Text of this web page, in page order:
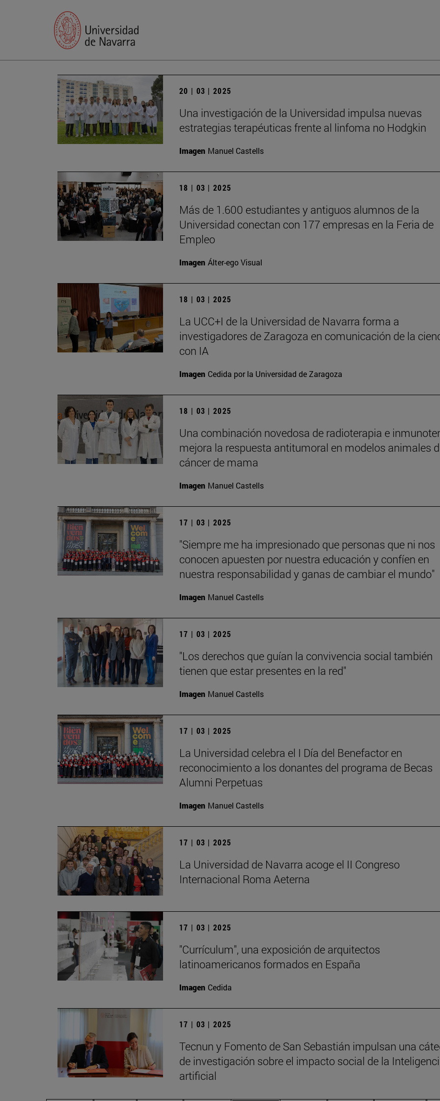
20 | 03 | 2025
Una investigación de la Universidad impulsa nuevas
estrategias terapéuticas frente al linfoma no Hodgkin
Imagen Manuel Castells
18 | 03 | 2025
Más de 1.600 estudiantes y antiguos alumnos de la
Universidad conectan con 177 empresas en la Feria de
Empleo
Imagen Álter-ego Visual
18 | 03 | 2025
La UCC+I de la Universidad de Navarra forma a
investigadores de Zaragoza en comunicación de la
con IA
Imagen Cedida por la Universidad de Zaragoza
18 | 03 | 2025
Una combinación novedosa de radioterapia e
mejora la respuesta antitumoral en modelos animales
cáncer de mama
Imagen Manuel Castells
17 | 03 | 2025
"Siempre me ha impresionado que personas que ni nos
conocen apuesten por nuestra educación y confíen en
nuestra responsabilidad y ganas de cambiar el mundo"
Imagen Manuel Castells
17 | 03 | 2025
"Los derechos que guían la convivencia social también
tienen que estar presentes en la red"
Imagen Manuel Castells
17 | 03 | 2025
La Universidad celebra el I Día del Benefactor en
reconocimiento a los donantes del programa de Becas
Alumni Perpetuas
Imagen Manuel Castells
17 | 03 | 2025
La Universidad de Navarra acoge el II Congreso
Internacional Roma Aeterna
17 | 03 | 2025
"Currículum", una exposición de arquitectos
latinoamericanos formados en España
Imagen Cedida
17 | 03 | 2025
Tecnun y Fomento de San Sebastián impulsan una
de investigación sobre el impacto social de la
artificial